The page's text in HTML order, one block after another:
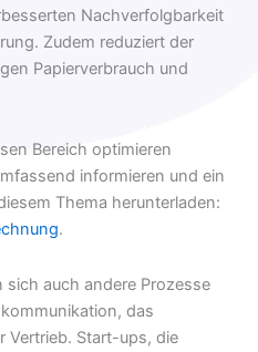
Nachverfolgbarkeit
Zudem reduziert der
Papierverbrauch und
Bereich optimieren
informieren und ein
Thema herunterladen:
.
sich auch andere Prozesse
das
Vertrieb. Start-ups, die